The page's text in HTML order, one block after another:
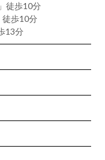
徒歩10分
徒歩10分
13分